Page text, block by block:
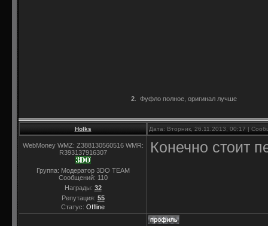
2. Фуфло полное, оригинал лучше
Holks Дата: Вторник, 26.11.2013, 00:17 |
WebMoney WMZ: Z388130560516 WMR:
R393137916307
Группа: Модератор 3DO TEAM
Сообщений: 110
Награды: 32
Репутация: 55
Статус: Offline
Конечно стоит